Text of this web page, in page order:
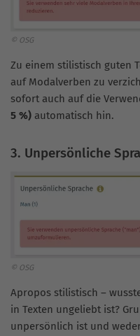
© OSG
Zu einem stilistisch guten
auf Modalverben zu
sofort auch auf die
5 %) automatisch hin.
3. Unpersönliche
© OSG
Apropos stilistisch –
in Texten ungeliebt ist?
unpersönlich ist und